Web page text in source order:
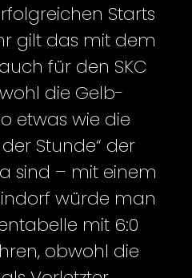
Starts
gilt das mit dem
für den SKC
die Gelb-
etwas wie die
Stunde“ der
sind – mit einem
würde man
mit 6:0
obwohl die